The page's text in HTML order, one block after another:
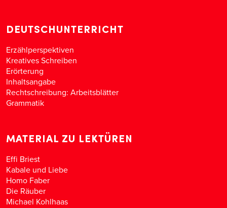
DEUTSCHUNTERRICHT
Erzählperspektiven
Kreatives Schreiben
Erörterung
Inhaltsangabe
Rechtschreibung: Arbeitsblätter
Grammatik
MATERIAL ZU LEKTÜREN
Effi Briest
Kabale und Liebe
Homo Faber
Die Räuber
Michael Kohlhaas